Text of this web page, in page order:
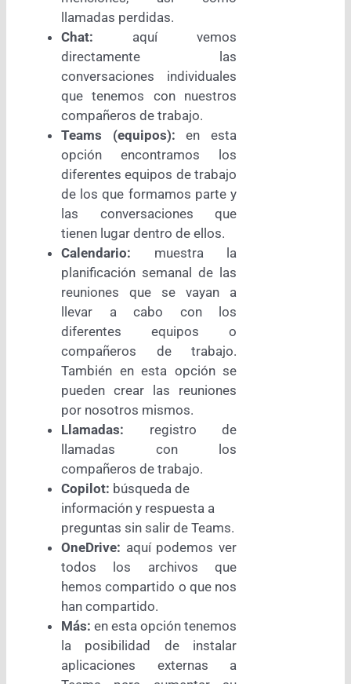
llamadas perdidas.
Chat: aquí vemos
directamente las
conversaciones individuales
que tenemos con nuestros
compañeros de trabajo.
Teams (equipos):en esta
opción encontramos los
diferentes equipos de trabajo
de los que formamos parte y
las conversaciones que
tienen lugar dentro de ellos.
Calendario: muestra la
planificación semanal de las
reuniones que se vayan a
llevar a cabo con los
diferentes equipos o
compañeros de trabajo.
También en esta opción se
pueden crear las reuniones
por nosotros mismos.
Llamadas: registro de
llamadas con los
compañeros de trabajo.
Copilot: búsqueda de
información y respuesta a
preguntas sin salir de Teams.
OneDrive: aquí podemos ver
todos los archivos que
hemos compartido o que nos
han compartido.
Más:en esta opción tenemos
la posibilidad de instalar
aplicaciones externas a